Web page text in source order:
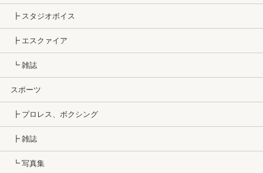
┣ スタジオボイス
┣ エスクァイア
┗ 雑誌
スポーツ
┣ プロレス、ボクシング
┣ 雑誌
┗ 写真集